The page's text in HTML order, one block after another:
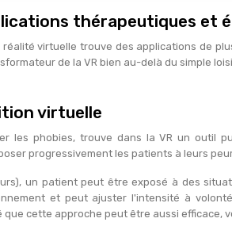
thérapeutiques et
virtuelle trouve des applications de
de la VR bien au-delà du simple
virtuelle
les phobies, trouve dans la VR un outil
progressivement les patients à leurs
un patient peut être exposé à des
et peut ajuster l'intensité à
cette approche peut être aussi efficace,